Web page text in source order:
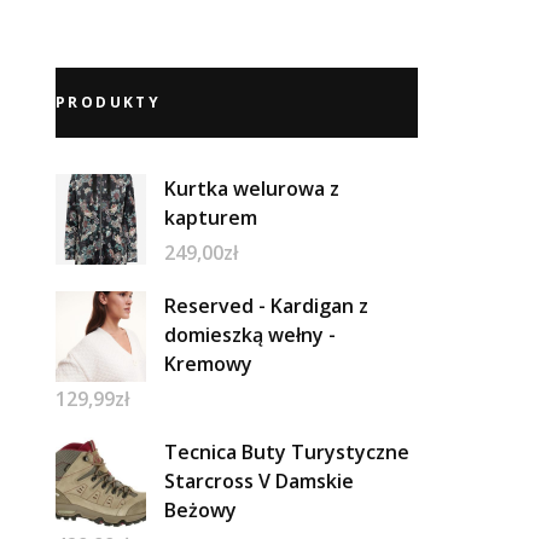
PRODUKTY
Kurtka welurowa z
kapturem
249,00zł
Reserved - Kardigan z
domieszką wełny -
Kremowy
129,99zł
Tecnica Buty Turystyczne
Starcross V Damskie
Beżowy